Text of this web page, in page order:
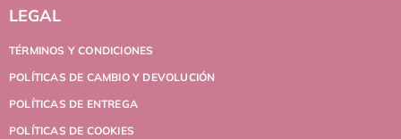
LEGAL
TÉRMINOS Y CONDICIONES
POLÍTICAS DE CAMBIO Y DEVOLUCIÓN
POLÍTICAS DE ENTREGA
POLÍTICAS DE COOKIES